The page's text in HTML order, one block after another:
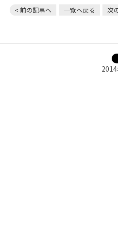
< 前の記事へ 一覧へ戻る 次